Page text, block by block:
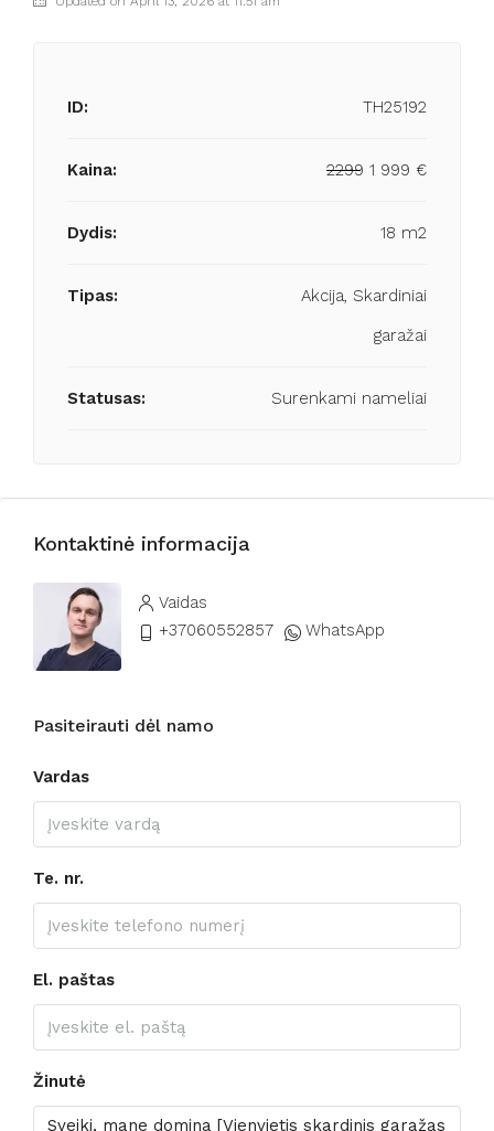
ID: TH25192
Kaina: 2299 1 999 €
Dydis: 18 m2
Tipas:
Akcija, Skardiniai
garažai
Statusas: Surenkami nameliai
Kontaktinė informacija
Vaidas
+37060552857
WhatsApp
Pasiteirauti dėl namo
Vardas
Te. nr.
El. paštas
Žinutė